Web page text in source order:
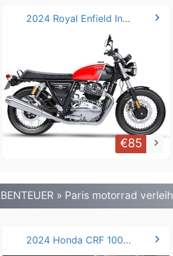
2024 Royal Enfield Interceptor 650 A2 chevron_right
€85 keyboard_arrow_right
» Paris motorrad verleih
2024 Honda CRF 1000L Africa Twin chevron_right